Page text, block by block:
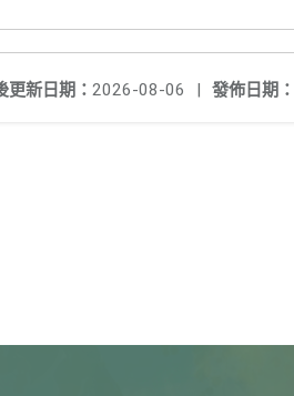
發佈日期：
更新日期： 2026-08-06 |